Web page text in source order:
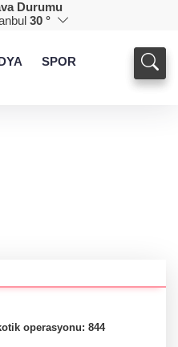
Durumu
30 °
SPOR
operasyonu: 844